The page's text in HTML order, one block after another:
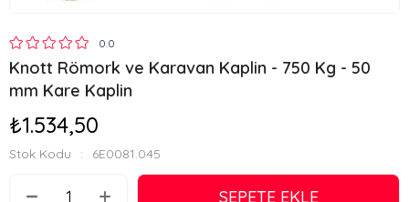
0.0
Knott Römork ve Karavan Kaplin - 750 Kg - 50
mm Kare Kaplin
₺1.534,50
Stok Kodu 6E0081.045